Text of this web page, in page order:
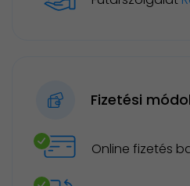
Fizetési
Online fizetés